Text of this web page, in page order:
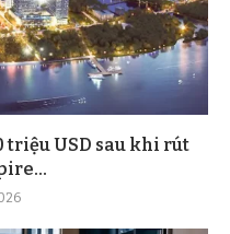
triệu USD sau khi rút